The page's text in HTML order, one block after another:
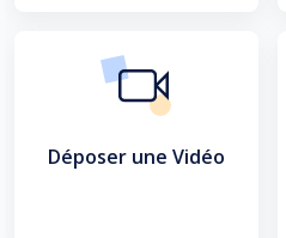
Déposer une Vidéo